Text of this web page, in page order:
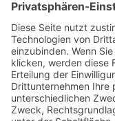
Redaktionsrichtlinien...